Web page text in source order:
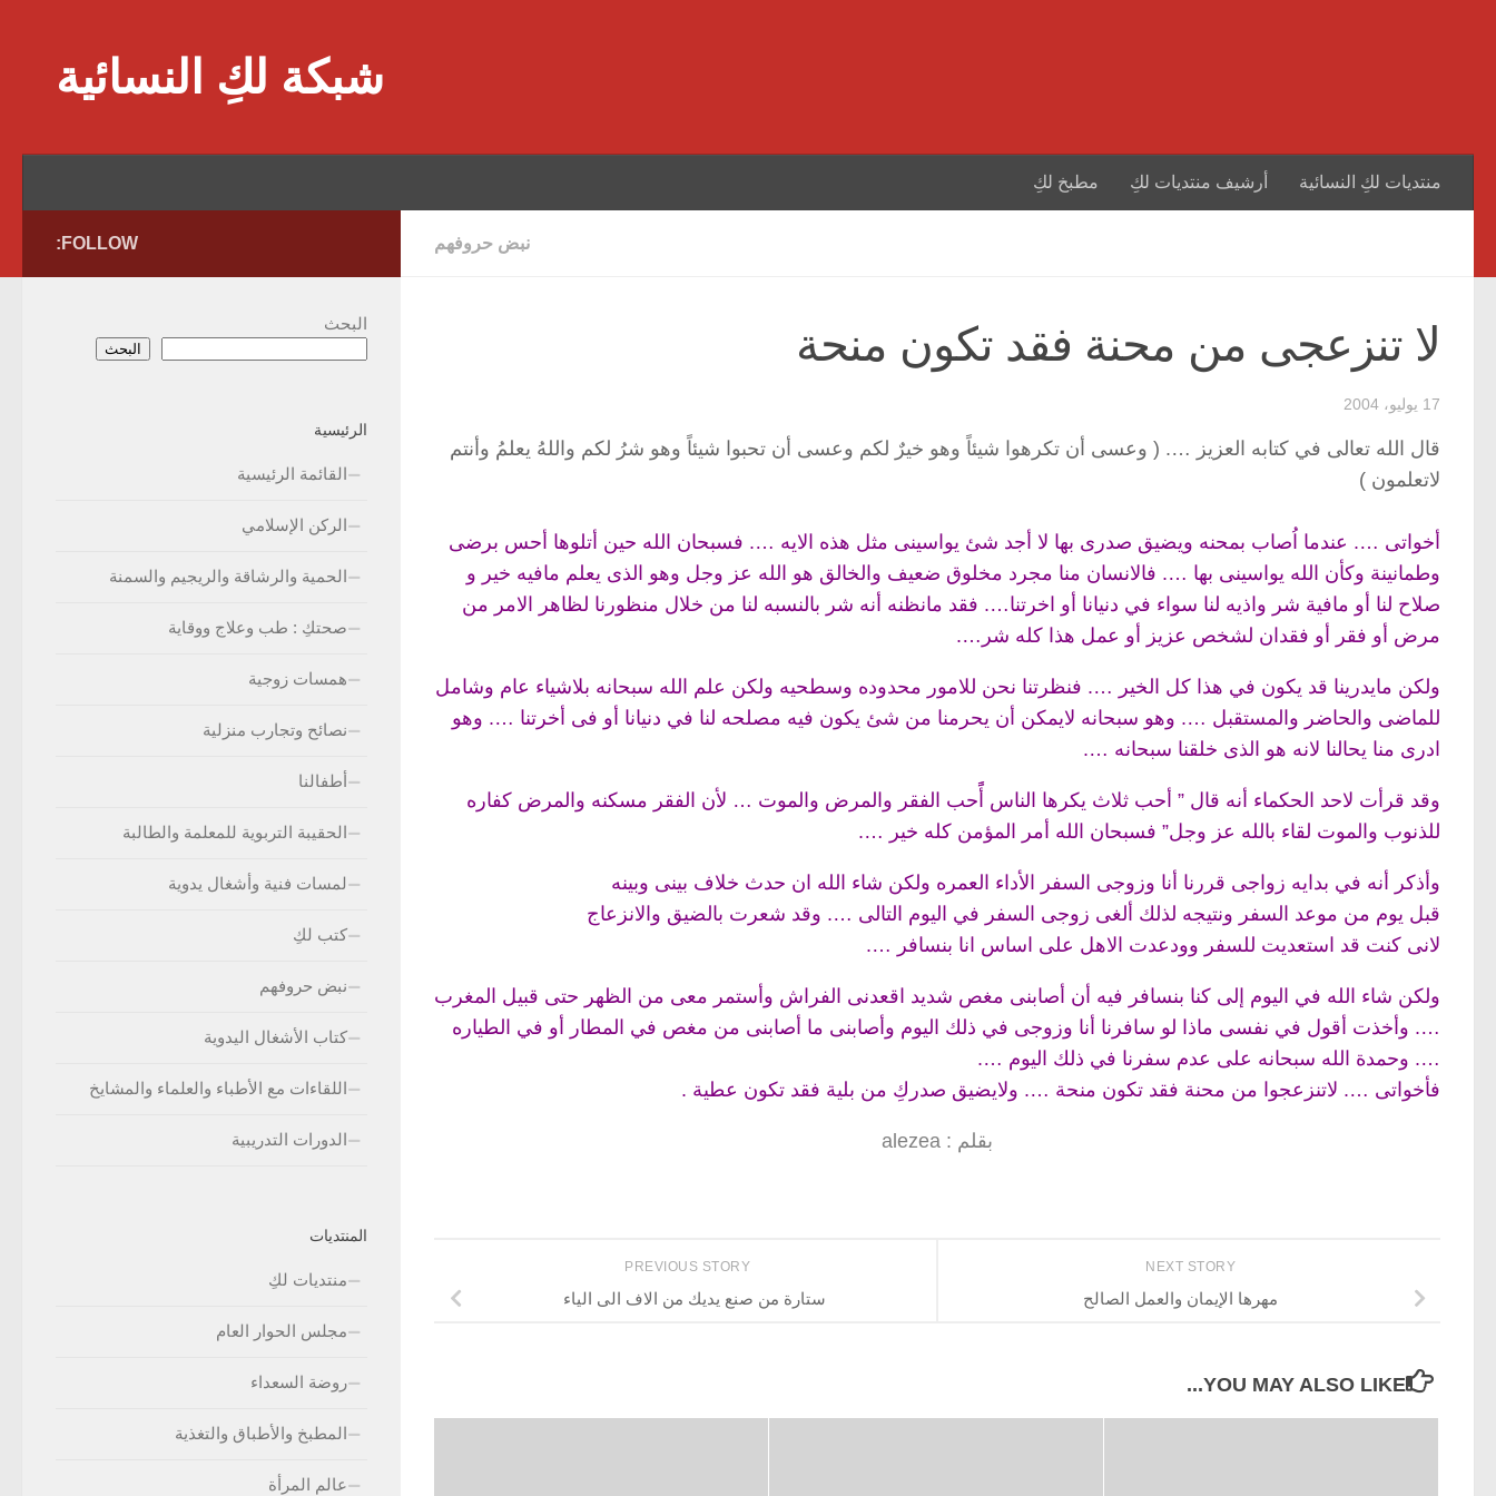
شبكة لكِ النسائية
منتديات لكِ النسائية أرشيف منتديات لكِ مطبخ لكِ
نبض حروفهم
لا تنزعجى من محنة فقد تكون منحة
17 يوليو، 2004
قال الله تعالى في كتابه العزيز …. ( وعسى أن تكرهوا شيئاً وهو خيرٌ لكم وعسى أن تحبوا شيئاً وهو شرُ لكم واللهُ يعلمُ وأنتم
لاتعلمون )
أخواتى …. عندما اُصاب بمحنه ويضيق صدرى بها لا أجد شئ يواسينى مثل هذه الايه …. فسبحان الله حين أتلوها أحس برضى
وطمانينة وكأن الله يواسينى بها …. فالانسان منا مجرد مخلوق ضعيف والخالق هو الله عز وجل وهو الذى يعلم مافيه خير و
صلاح لنا أو مافية شر واذيه لنا سواء في دنيانا أو اخرتنا…. فقد مانظنه أنه شر بالنسبه لنا من خلال منظورنا لظاهر الامر من
مرض أو فقر أو فقدان لشخص عزيز أو عمل هذا كله شر….
ولكن مايدرينا قد يكون في هذا كل الخير …. فنظرتنا نحن للامور محدوده وسطحيه ولكن علم الله سبحانه بلاشياء عام وشامل
للماضى والحاضر والمستقبل …. وهو سبحانه لايمكن أن يحرمنا من شئ يكون فيه مصلحه لنا في دنيانا أو فى أخرتنا …. وهو
ادرى منا يحالنا لانه هو الذى خلقنا سبحانه ….
وقد قرأت لاحد الحكماء أنه قال ” أحب ثلاث يكرها الناس أًًحب الفقر والمرض والموت … لأن الفقر مسكنه والمرض كفاره
للذنوب والموت لقاء بالله عز وجل” فسبحان الله أمر المؤمن كله خير ….
وأذكر أنه في بدايه زواجى قررنا أنا وزوجى السفر الأداء العمره ولكن شاء الله ان حدث خلاف بينى وبينه
قبل يوم من موعد السفر ونتيجه لذلك ألغى زوجى السفر في اليوم التالى …. وقد شعرت بالضيق والانزعاج
لانى كنت قد استعديت للسفر وودعدت الاهل على اساس انا بنسافر ….
ولكن شاء الله في اليوم إلى كنا بنسافر فيه أن أصابنى مغص شديد اقعدنى الفراش وأستمر معى من الظهر حتى قبيل المغرب
…. وأخذت أقول في نفسى ماذا لو سافرنا أنا وزوجى في ذلك اليوم وأصابنى ما أصابنى من مغص في المطار أو في الطياره
…. وحمدة الله سبحانه على عدم سفرنا في ذلك اليوم ….
فأخواتى …. لاتنزعجوا من محنة فقد تكون منحة …. ولايضيق صدركِ من بلية فقد تكون عطية .
بقلم : alezea
NEXT STORY
مهرها الإيمان والعمل الصالح
PREVIOUS STORY
ستارة من صنع يديك من الاف الى الياء
YOU MAY ALSO LIKE...
FOLLOW:
البحث
البحث
الرئيسية
القائمة الرئيسية
الركن الإسلامي
الحمية والرشاقة والريجيم والسمنة
صحتكِ : طب وعلاج ووقاية
همسات زوجية
نصائح وتجارب منزلية
أطفالنا
الحقيبة التربوية للمعلمة والطالبة
لمسات فنية وأشغال يدوية
كتب لكِ
نبض حروفهم
كتاب الأشغال اليدوية
اللقاءات مع الأطباء والعلماء والمشايخ
الدورات التدريبية
المنتديات
منتديات لكِ
مجلس الحوار العام
روضة السعداء
المطبخ والأطباق والتغذية
عالم المرأة